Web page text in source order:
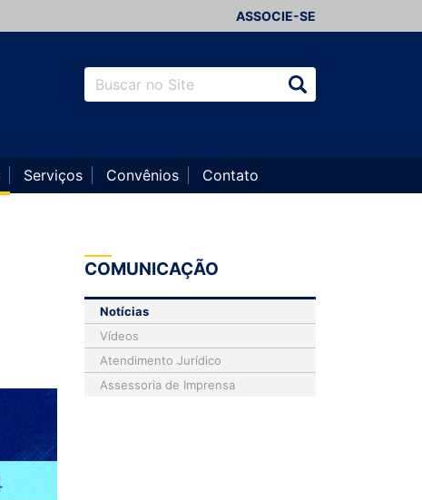
ASSOCIE-SE
Serviços Convênios Contato
COMUNICAÇÃO
Notícias
Vídeos
Atendimento Jurídico
Assessoria de Imprensa